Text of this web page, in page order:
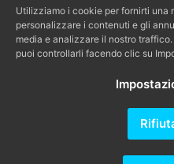
Utilizziamo i cookie per fornirti una
personalizzare i contenuti e gli
media e analizzare il nostro
puoi controllarli facendo clic su